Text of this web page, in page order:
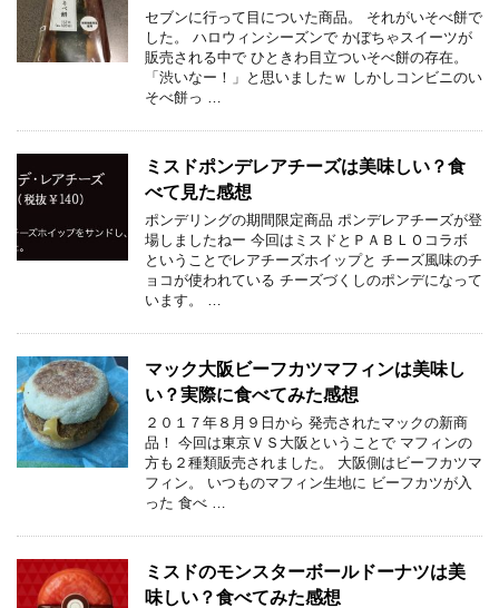
セブンに行って目についた商品。 それがいそべ餅で
した。 ハロウィンシーズンで かぼちゃスイーツが
販売される中で ひときわ目立ついそべ餅の存在。
「渋いなー！」と思いましたｗ しかしコンビニのい
そべ餅っ …
ミスドポンデレアチーズは美味しい？食
べて見た感想
ポンデリングの期間限定商品 ポンデレアチーズが登
場しましたねー 今回はミスドとＰＡＢＬＯコラボ
ということでレアチーズホイップと チーズ風味のチ
ョコが使われている チーズづくしのポンデになって
います。 …
マック大阪ビーフカツマフィンは美味し
い？実際に食べてみた感想
２０１７年８月９日から 発売されたマックの新商
品！ 今回は東京ＶＳ大阪ということで マフィンの
方も２種類販売されました。 大阪側はビーフカツマ
フィン。 いつものマフィン生地に ビーフカツが入
った 食べ …
ミスドのモンスターボールドーナツは美
味しい？食べてみた感想